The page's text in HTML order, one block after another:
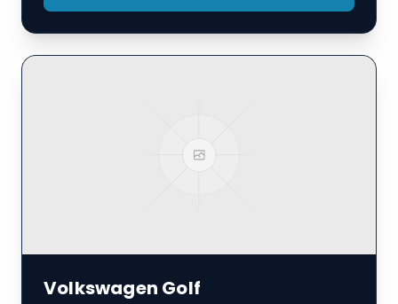
Volkswagen Golf